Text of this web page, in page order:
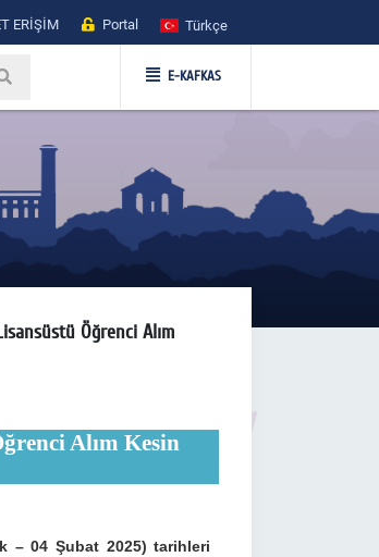
ERİŞİM Portal Türkçe
E-KAFKAS
Öğrenci Alım
Alım Kesin
– 04 Şubat 2025) tarihleri